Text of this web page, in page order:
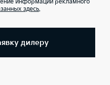
информации рекламного
здесь.
дилеру